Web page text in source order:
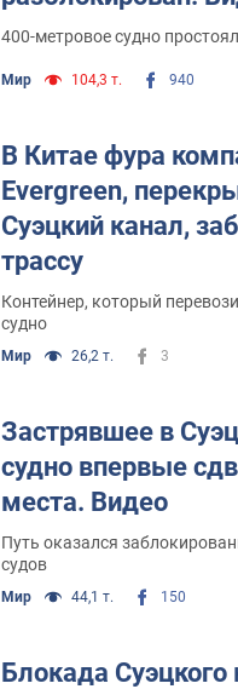
400-метровое судно
Мир 104,3 т. 940
В Китае фура
Evergreen,
Суэцкий канал,
трассу
Контейнер, который
судно
Мир 26,2 т. 3
Застрявшее в
судно впервые
места. Видео
Путь оказался
судов
Мир 44,1 т. 150
Блокада Суэцкого